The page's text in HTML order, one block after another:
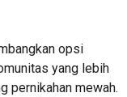
opsi
yang lebih
pernikahan mewah.